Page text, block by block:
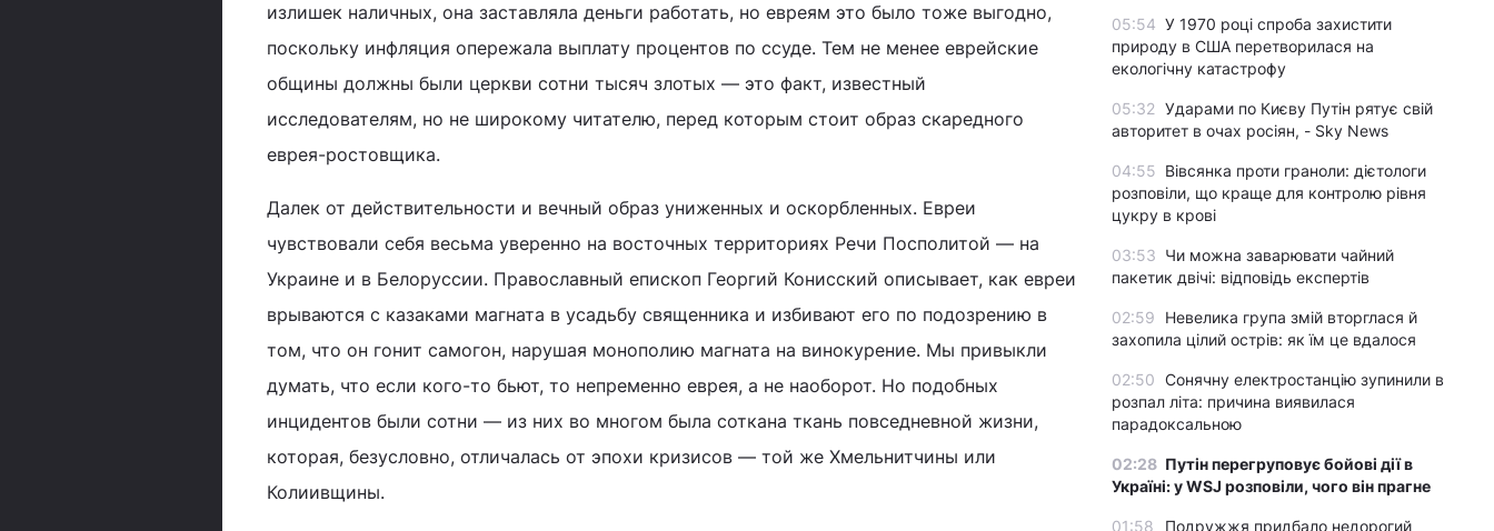
излишек наличных, она заставляла деньги работать, но евреям это было тоже выгодно,
поскольку инфляция опережала выплату процентов по ссуде. Тем не менее еврейские
общины должны были церкви сотни тысяч злотых — это факт, известный
исследователям, но не широкому читателю, перед которым стоит образ скаредного
еврея-ростовщика.
Далек от действительности и вечный образ униженных и оскорбленных. Евреи
чувствовали себя весьма уверенно на восточных территориях Речи Посполитой — на
Украине и в Белоруссии. Православный епископ Георгий Конисский описывает, как евреи
врываются с казаками магната в усадьбу священника и избивают его по подозрению в
том, что он гонит самогон, нарушая монополию магната на винокурение. Мы привыкли
думать, что если кого-то бьют, то непременно еврея, а не наоборот. Но подобных
инцидентов были сотни — из них во многом была соткана ткань повседневной жизни,
которая, безусловно, отличалась от эпохи кризисов — той же Хмельнитчины или
Колиивщины.
05:54 У 1970 році спроба захистити
природу в США перетворилася на
екологічну катастрофу
05:32 Ударами по Києву Путін рятує свій
авторитет в очах росіян, - Sky News
04:55 Вівсянка проти граноли: дієтологи
розповіли, що краще для контролю рівня
цукру в крові
03:53 Чи можна заварювати чайний
пакетик двічі: відповідь експертів
02:59
Невелика група змій вторглася й
захопила цілий острів: як їм це вдалося
02:50 Сонячну електростанцію зупинили в
розпал літа: причина виявилася
парадоксальною
02:28 Путін перегруповує бойові дії в
Україні: у WSJ розповіли, чого він прагне
01:58 Подружжя придбало недорогий